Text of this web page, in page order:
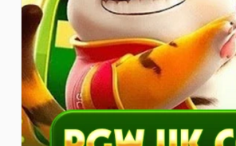
Siguiendo
Seguidoras
Grupos